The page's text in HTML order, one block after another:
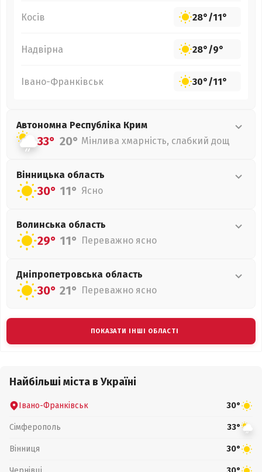
Косів 28°/11°
Надвірна 28°/9°
Івано-Франківськ 30°/11°
Автономна Республіка Крим
33° 20° Мінлива хмарність, слабкий дощ
Вінницька область
30° 11° Ясно
Волинська область
29° 11° Переважно ясно
Дніпропетровська область
30° 21° Переважно ясно
ПОКАЗАТИ ІНШІ ОБЛАСТІ
Найбільші міста в Україні
Івано-Франківськ 30°
Сімферополь 33°
Вінниця 30°